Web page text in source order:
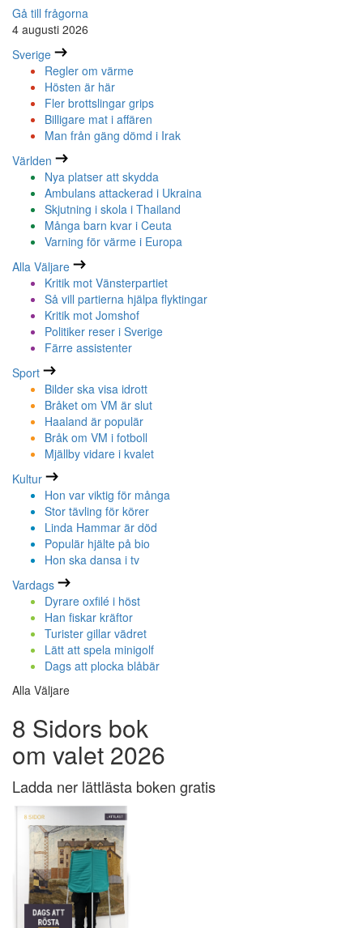
Gå till frågorna
4 augusti 2026
Sverige
Regler om värme
Hösten är här
Fler brottslingar grips
Billigare mat i affären
Man från gäng dömd i Irak
Världen
Nya platser att skydda
Ambulans attackerad i Ukraina
Skjutning i skola i Thailand
Många barn kvar i Ceuta
Varning för värme i Europa
Alla Väljare
Kritik mot Vänsterpartiet
Så vill partierna hjälpa flyktingar
Kritik mot Jomshof
Politiker reser i Sverige
Färre assistenter
Sport
Bilder ska visa idrott
Bråket om VM är slut
Haaland är populär
Bråk om VM i fotboll
Mjällby vidare i kvalet
Kultur
Hon var viktig för många
Stor tävling för körer
Linda Hammar är död
Populär hjälte på bio
Hon ska dansa i tv
Vardags
Dyrare oxfilé i höst
Han fiskar kräftor
Turister gillar vädret
Lätt att spela minigolf
Dags att plocka blåbär
Alla Väljare
8 Sidors bok
om valet 2026
Ladda ner lättlästa boken gratis